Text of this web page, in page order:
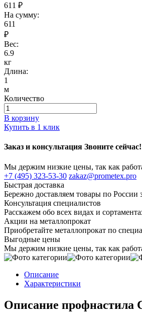
611 ₽
На сумму:
611
₽
Вес:
6.9
кг
Длина:
1
м
Количество
В корзину
Купить в 1 клик
Заказ и консультация Звоните сейчас!
Мы держим низкие цены, так как
+7 (495) 323-53-30 zakaz@prometex.pro
Быстрая доставка
Бережно доставляем товары по России
Консультация специалистов
Расскажем обо всех видах и
Акции на металлопрокат
Приобретайте металлопрокат по
Выгодные цены
Мы держим низкие цены, так как
Описание
Характеристики
Описание профнастила